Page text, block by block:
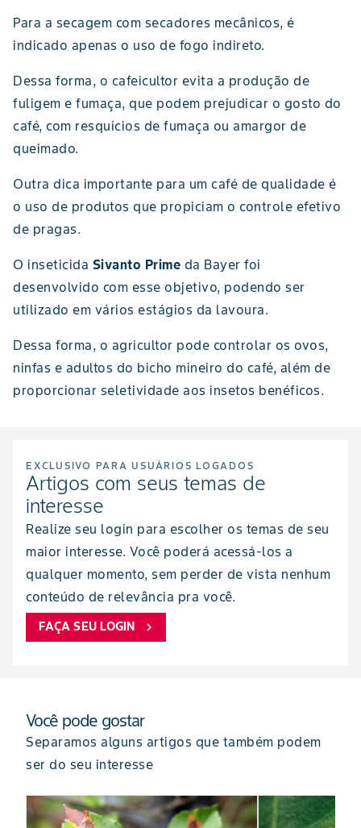
Para a secagem com secadores mecânicos, é
indicado apenas o uso de fogo indireto.
Dessa forma, o cafeicultor evita a produção de
fuligem e fumaça, que podem prejudicar o gosto do
café, com resquícios de fumaça ou amargor de
queimado.
Outra dica importante para um café de qualidade é
o uso de produtos que propiciam o controle efetivo
de pragas.
O inseticida Sivanto Prime da Bayer foi
desenvolvido com esse objetivo, podendo ser
utilizado em vários estágios da lavoura.
Dessa forma, o agricultor pode controlar os ovos,
ninfas e adultos do bicho mineiro do café, além de
proporcionar seletividade aos insetos benéficos.
EXCLUSIVO PARA USUÁRIOS LOGADOS
Artigos com seus temas de
interesse
Realize seu login para escolher os temas de seu
maior interesse. Você poderá acessá-los a
qualquer momento, sem perder de vista nenhum
conteúdo de relevância pra você.
FAÇA SEU LOGIN chevron_right
Você pode gostar
Separamos alguns artigos que também podem
ser do seu interesse